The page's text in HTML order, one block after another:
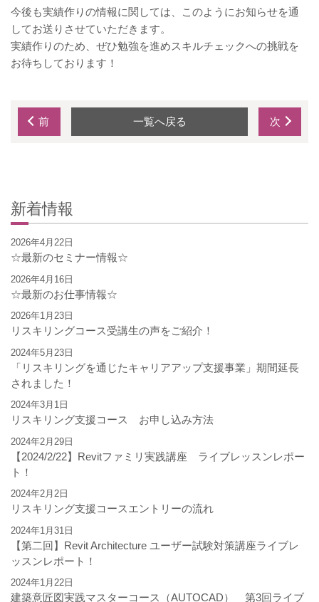
今後も実績作りの情報に関しては、このようにお知らせを通
してお送りさせていただきます。
実績作りのため、ぜひ勉強を進めスキルチェックへの挑戦を
お待ちしております！
前 一覧へ戻る 次
新着情報
2026年4月22日
☆最新のセミナー情報☆
2026年4月16日
☆最新のお仕事情報☆
2026年1月23日
リスキリングコース受講生の声をご紹介！
2024年5月23日
「リスキリングを通じたキャリアアップ支援事業」期間延長
されました！
2024年3月1日
リスキリング支援コース お申し込み方法
2024年2月29日
【2024/2/22】Revitファミリ実践講座 ライブレッスンレポー
ト！
2024年2月2日
リスキリング支援コースエントリーの流れ
2024年1月31日
【第二回】Revit Architecture ユーザー試験対策講座ライブレ
ッスンレポート！
2024年1月22日
建築意匠図実践マスターコース（AUTOCAD） 第3回ライブ